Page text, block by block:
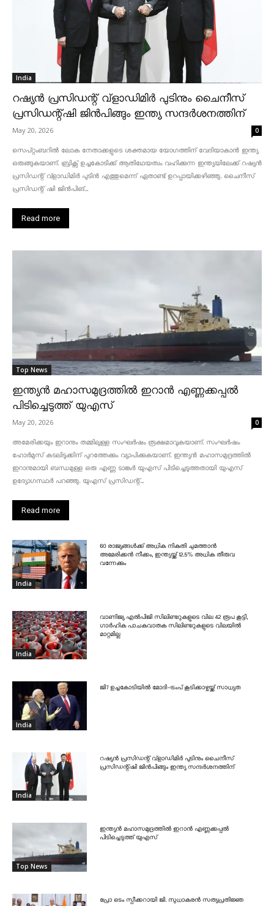
India
റഷ്യൻ പ്രസിഡന്റ് വ്‌ളാഡിമിർ പുടിനും ചൈനീസ്
പ്രസിഡന്റ്ഷി ജിൻപിങ്ങും ഇന്ത്യ സന്ദർശനത്തിന്
May 20, 2026 0
സെപ്റ്റംബറിൽ ലോക നേതാക്കളുടെ ശക്തമായ യോഗത്തിന് വേദിയാകാൻ ഇന്ത്യ
ഒരുങ്ങുകയാണ്. ബ്രിക്സ് ഉച്ചകോടിക്ക് ആതിഥേയത്വം വഹിക്കുന്ന ഇന്ത്യയിലേക്ക് റഷ്യൻ
പ്രസിഡന്റ് വ്‌ളാഡിമിർ പുടിൻ എത്തുമെന്ന് ഏതാണ്ട് ഉറപ്പായിക്കഴിഞ്ഞു. ചൈനീസ്
പ്രസിഡന്റ് ഷി ജിൻപിങ്...
Read more
Top News
ഇന്ത്യൻ മഹാസമുദ്രത്തിൽ ഇറാൻ എണ്ണക്കപ്പൽ
പിടിച്ചെടുത്ത് യുഎസ്
May 20, 2026 0
അമേരിക്കയും ഇറാനും തമ്മിലുള്ള സംഘർഷം രൂക്ഷമാവുകയാണ്. സംഘർഷം
ഹോർമുസ് കടലിടുക്കിന് പുറത്തേക്കും വ്യാപിക്കുകയാണ്. ഇന്ത്യൻ മഹാസമുദ്രത്തിൽ
ഇറാനുമായി ബന്ധമുള്ള ഒരു എണ്ണ ടാങ്കർ യുഎസ് പിടിച്ചെടുത്തതായി യുഎസ്
ഉദ്യോഗസ്ഥർ പറഞ്ഞു. യുഎസ് പ്രസിഡന്റ്...
Read more
India
60 രാജ്യങ്ങൾക്ക് അധിക നികുതി ചുമത്താൻ
അമേരിക്കൻ നീക്കം, ഇന്ത്യയ്ക്ക് 12.5% അധിക തീരുവ
വന്നേക്കും
India
വാണിജ്യ എൽപിജി സിലിണ്ടറുകളുടെ വില 42 രൂപ കൂട്ടി,
ഗാർഹിക പാചകവാതക സിലിണ്ടറുകളുടെ വിലയിൽ
മാറ്റമില്ല
India
ജി7 ഉച്ചകോടിയിൽ മോദി-ട്രംപ് കൂടിക്കാഴ്ചയ്ക്ക് സാധ്യത
India
റഷ്യൻ പ്രസിഡന്റ് വ്‌ളാഡിമിർ പുടിനും ചൈനീസ്
പ്രസിഡന്റ്ഷി ജിൻപിങ്ങും ഇന്ത്യ സന്ദർശനത്തിന്
Top News
ഇന്ത്യൻ മഹാസമുദ്രത്തിൽ ഇറാൻ എണ്ണക്കപ്പൽ
പിടിച്ചെടുത്ത് യുഎസ്
പ്രോ ടെം സ്പീക്കറായി ജി. സുധാകരൻ സത്യപ്രതിജ്ഞ